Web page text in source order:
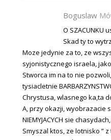
Boguslaw
O SZACUNKU
Skad ty to
Moze jedynie za to, ze
syjonistycznego israela,
Stworca im na to nie
tysiacletnie
Chrystusa, wlasnego ka,ta
A, przy okazji, wyobrazacie
NIEMYJACYCH sie
Smyszal ktos, ze lotnisko ”